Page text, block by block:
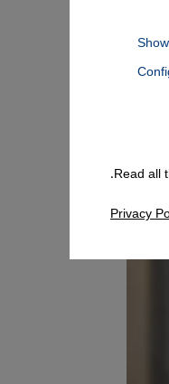
Tag Manager,
Read all
Privacy